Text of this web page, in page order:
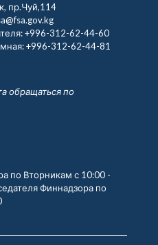
пр.Чуй,114
+996-312-62-44-60
+996-312-62-44-81
обращаться по
по Вторникам с 10:00 -
Финнадзора по